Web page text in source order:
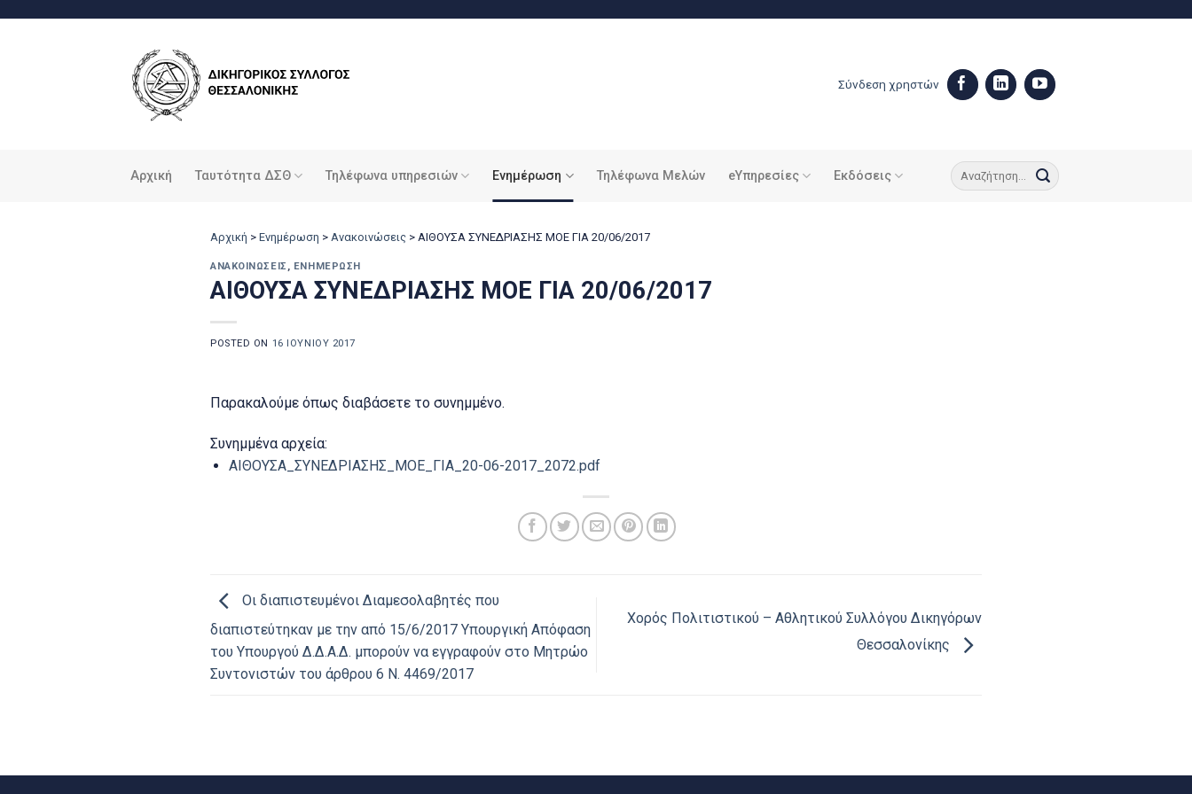
Σύνδεση χρηστών
Αρχική Ταυτότητα ΔΣΘ Τηλέφωνα υπηρεσιών Ενημέρωση Τηλέφωνα Μελών eΥπηρεσίες Εκδόσεις
Αρχική > Ενημέρωση > Ανακοινώσεις > ΑΙΘΟΥΣΑ ΣΥΝΕΔΡΙΑΣΗΣ ΜΟΕ ΓΙΑ 20/06/2017
ΑΝΑΚΟΙΝΏΣΕΙΣ , ΕΝΗΜΈΡΩΣΗ
ΑΙΘΟΥΣΑ ΣΥΝΕΔΡΙΑΣΗΣ ΜΟΕ ΓΙΑ 20/06/2017
POSTED ON 16 ΙΟΥΝΊΟΥ 2017
Παρακαλούμε όπως διαβάσετε το συνημμένο.
Συνημμένα αρχεία:
ΑΙΘΟΥΣΑ_ΣΥΝΕΔΡΙΑΣΗΣ_ΜΟΕ_ΓΙΑ_20-06-2017_2072.pdf
Οι διαπιστευμένοι Διαμεσολαβητές που
διαπιστεύτηκαν με την από 15/6/2017 Υπουργική Απόφαση
του Υπουργού Δ.Δ.Α.Δ. μπορούν να εγγραφούν στο Μητρώο
Συντονιστών του άρθρου 6 Ν. 4469/2017
Χορός Πολιτιστικού – Αθλητικού Συλλόγου Δικηγόρων
Θεσσαλονίκης